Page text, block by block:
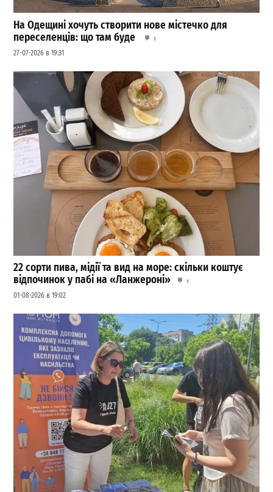
На Одещині хочуть створити нове містечко для
переселенців: що там буде
1
27-07-2026 в 19:31
22 сорти пива, мідії та вид на море: скільки коштує
відпочинок у пабі на «Ланжероні»
1
01-08-2026 в 19:02